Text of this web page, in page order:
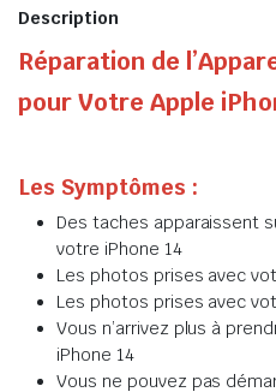
Description
Réparation de
pour Votre Apple
Les Symptômes :
Des taches apparaissent
votre iPhone 14
Les photos prises avec
Les photos prises avec
Vous n’arrivez plus à
iPhone 14
Vous ne pouvez pas